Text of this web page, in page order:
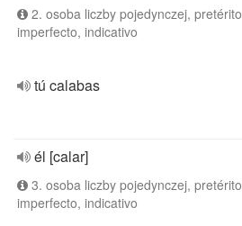
2. osoba liczby pojedynczej, pretérito
imperfecto, indicativo
tú calabas
él [calar]
3. osoba liczby pojedynczej, pretérito
imperfecto, indicativo